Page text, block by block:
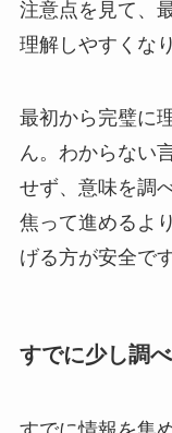
注意点を見て、
理解しやすくな
最初から完璧に
ん。わからない
せず、意味を調
焦って進めるよ
げる方が安全です
すでに少し調